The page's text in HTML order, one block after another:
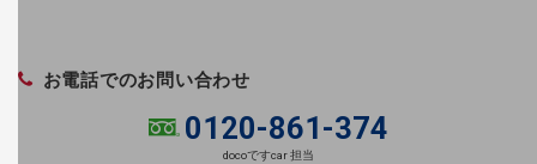
サステナビリティ基本方針
サステナビリティレポート
お電話でのお問い合わせ
0120-861-374
docoですcar 担当